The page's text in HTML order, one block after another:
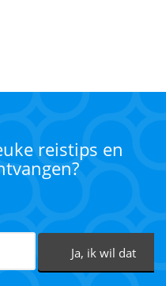
reistips en